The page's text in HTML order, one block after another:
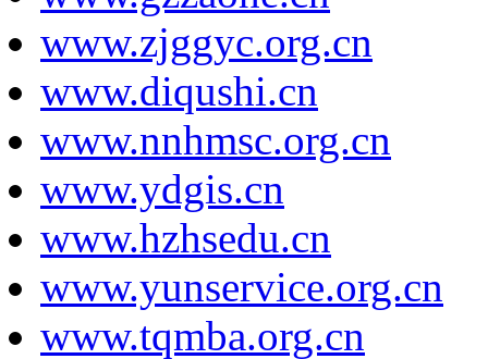
www.zjggyc.org.cn
www.diqushi.cn
www.nnhmsc.org.cn
www.ydgis.cn
www.hzhsedu.cn
www.yunservice.org.cn
www.tqmba.org.cn